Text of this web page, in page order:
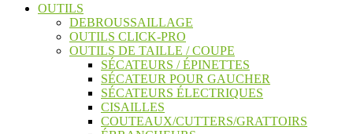
OUTILS
DEBROUSSAILLAGE
OUTILS CLICK-PRO
OUTILS DE TAILLE / COUPE
SÉCATEURS / ÉPINETTES
SÉCATEUR POUR GAUCHER
SÉCATEURS ÉLECTRIQUES
CISAILLES
COUTEAUX/CUTTERS/GRATTOIRS